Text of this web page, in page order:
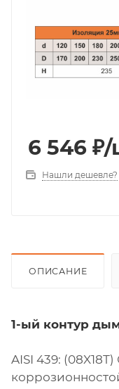
6 546 ₽/
Нашли дешевле?
ОПИСАНИЕ
1-ый контур
AISI 439: